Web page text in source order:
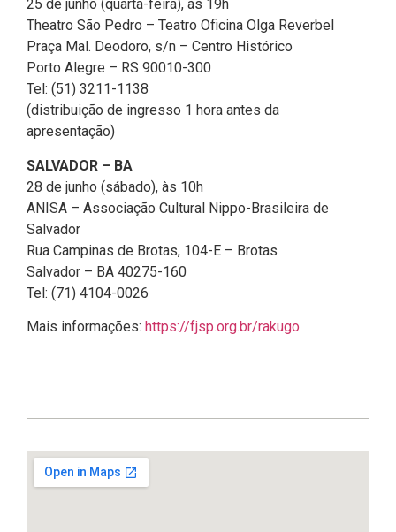
25 de junho (quarta-feira), às 19h
Theatro São Pedro – Teatro Oficina Olga Reverbel
Praça Mal. Deodoro, s/n – Centro Histórico
Porto Alegre – RS 90010-300
Tel: (51) 3211-1138
(distribuição de ingresso 1 hora antes da
apresentação)
SALVADOR – BA
28 de junho (sábado), às 10h
ANISA – Associação Cultural Nippo-Brasileira de
Salvador
Rua Campinas de Brotas, 104-E – Brotas
Salvador – BA 40275-160
Tel: (71) 4104-0026
Mais informações: https://fjsp.org.br/rakugo